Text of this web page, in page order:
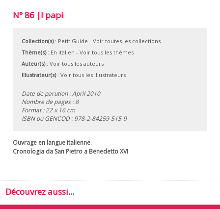
N° 86 |I papi
Collection(s): Petit Guide - Voir toutes les collections
Thème(s): En italien - Voir tous les thèmes
Auteur(s): Voir tous les auteurs
Illustrateur(s): Voir tous les illustrateurs
Date de parution : April 2010
Nombre de pages : 8
Format : 22 x 16 cm
ISBN ou GENCOD :978-2-84259-515-9
Ouvrage en langue italienne.
Cronologia da San Pietro a Benedetto XVI
Découvrez aussi...